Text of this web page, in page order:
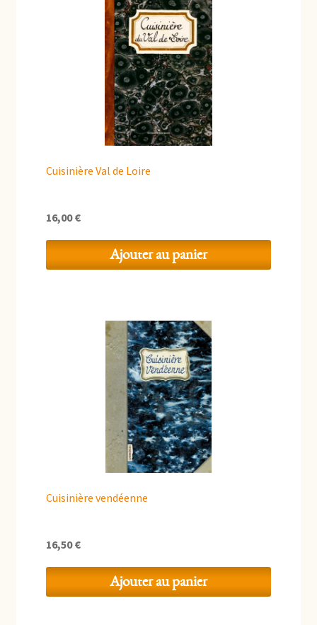
Cuisinière Val de Loire
16,00€
Ajouter au panier
Cuisinière vendéenne
16,50€
Ajouter au panier